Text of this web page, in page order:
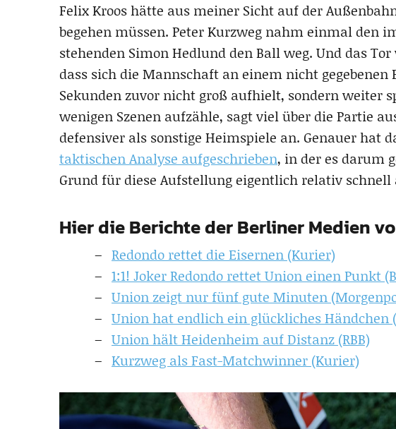
Felix Kroos hätte aus meiner Sicht auf der
begehen müssen. Peter Kurzweg nahm einmal den
stehenden Simon Hedlund den Ball weg. Und das Tor
dass sich die Mannschaft an einem nicht gegebenen
Sekunden zuvor nicht groß aufhielt, sondern weiter
wenigen Szenen aufzähle, sagt viel über die Partie
defensiver als sonstige Heimspiele an. Genauer hat
taktischen Analyse aufgeschrieben, in der es darum
Grund für diese Aufstellung eigentlich relativ schnell
Hier die Berichte der Berliner Medien
Redondo rettet die Eisernen (Kurier)
1:1! Joker Redondo rettet Union einen Punkt
Union zeigt nur fünf gute Minuten
Union hat endlich ein glückliches Händchen
Union hält Heidenheim auf Distanz (RBB)
Kurzweg als Fast-Matchwinner (Kurier)